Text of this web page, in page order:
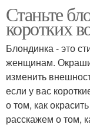
Станьте
коротких
Блондинка - это
женщинам.
изменить
если у вас
о том, как
расскажем о том,